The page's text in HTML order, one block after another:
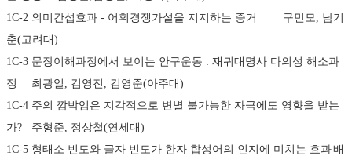
1C-2	의미간섭효과 - 어휘경쟁가설을 지지하는 증거	구민모, 남기
춘(고려대)
1C-3	문장이해과정에서 보이는 안구운동 : 재귀대명사 다의성 해소과
정	최광일, 김영진, 김영준(아주대)
1C-4	주의 깜박임은 지각적으로 변별 불가능한 자극에도 영향을 받는
가?	주형준, 정상철(연세대)
1C-5	형태소 빈도와 글자 빈도가 한자 합성어의 인지에 미치는 효과	배